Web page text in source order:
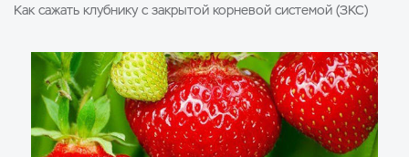
Как сажать клубнику c закрытой корневой системой (ЗКС)